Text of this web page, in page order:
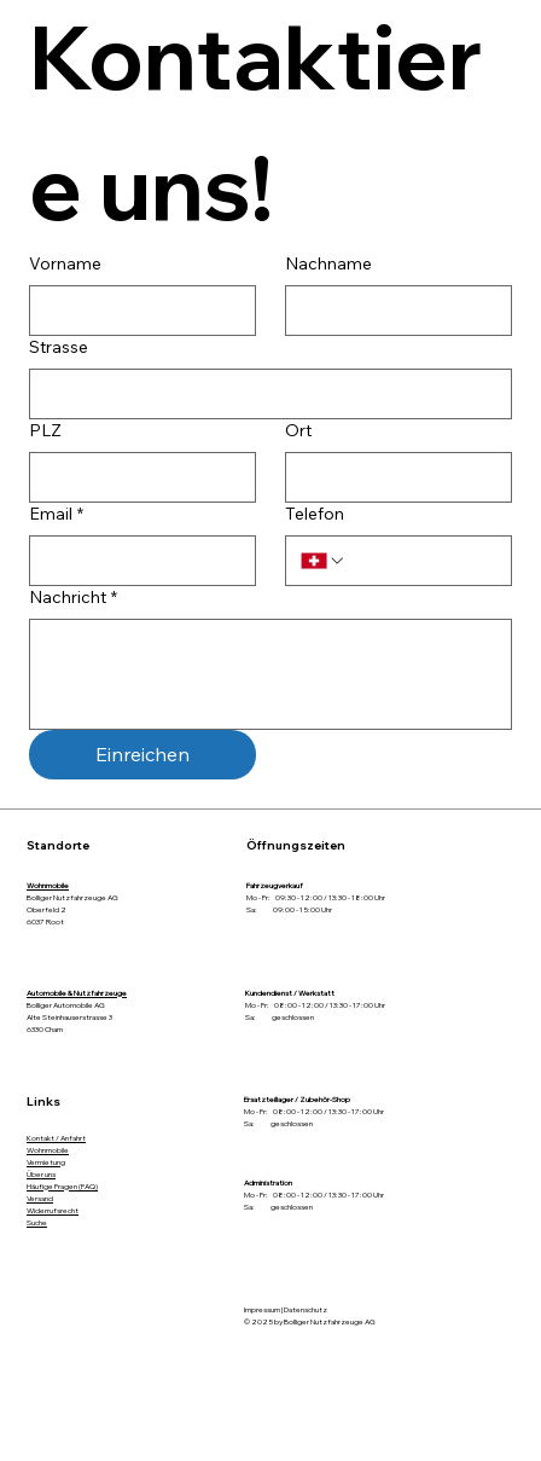
Kontaktier
e uns!
Vorname Nachname
Strasse
PLZ Ort
Email * Telefon
Nachricht *
Einreichen
Standorte Öffnungszeiten
Links
Wohnmobile
Bolliger Nutzfahrzeuge AG
Oberfeld 2
6037 Root
Fahrzeugverkauf
Mo - Fr: 09:30 - 12:00 / 13:30 - 18:00 Uhr
Sa: 09:00 - 15:00 Uhr
Ersatzteillager / Zubehör-Shop
Mo - Fr: 08:00 - 12:00 / 13:30 - 17:00 Uhr
Sa: geschlossen
Kontakt / Anfahrt
Wohnmobile
Vermietung
Über uns
Häufige Fragen (FAQ)
Versand
Widerrufsrecht
Suche
Automobile & Nutzfahrzeuge
Bolliger Automobile AG
Alte Steinhauserstrasse 3
6330 Cham
Kundendienst / Werkstatt
Mo - Fr: 08:00 - 12:00 / 13:30 - 17:00 Uhr
Sa: geschlossen
Administration
Mo - Fr: 08:00 - 12:00 / 13:30 - 17:00 Uhr
Sa: geschlossen
Impressum|Datenschutz
© 2025 by Bolliger Nutzfahrzeuge AG